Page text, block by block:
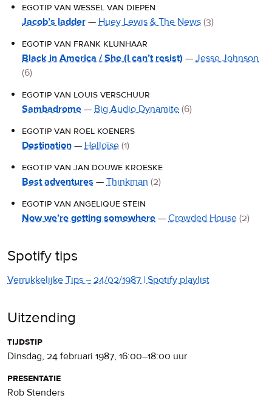
egotip van wessel van diepen
Jacob’s ladder — Huey Lewis & The News (3)
egotip van frank klunhaar
Black in America / She (I can’t resist) — Jesse Johnson
(6)
egotip van louis verschuur
Sambadrome — Big Audio Dynamite (6)
egotip van roel koeners
Destination — Helloïse (1)
egotip van jan douwe kroeske
Best adventures — Thinkman (2)
egotip van angelique stein
Now we’re getting somewhere — Crowded House (2)
Spotify tips
Verrukkelijke Tips – 24/02/1987 | Spotify playlist
Uitzending
tijdstip
dinsdag, 24 februari 1987, 16:00–18:00 uur
presentatie
Rob Stenders